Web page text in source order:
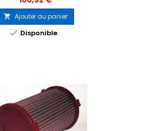
 Ajouter au panier
 Disponible